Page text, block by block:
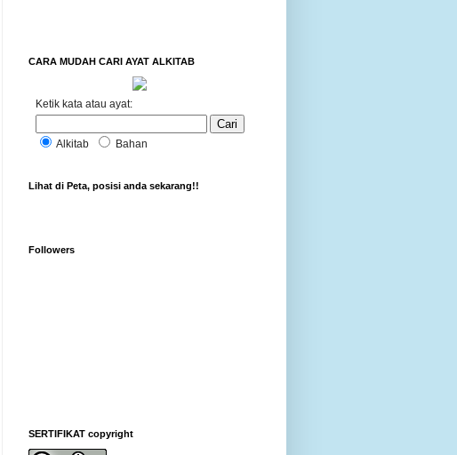
CARA MUDAH CARI AYAT ALKITAB
Ketik kata atau ayat:
Alkitab Bahan
Lihat di Peta, posisi anda sekarang!!
Followers
SERTIFIKAT copyright